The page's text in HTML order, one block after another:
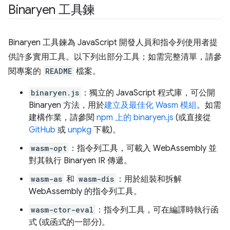
Binaryen 工具鍊
Binaryen 工具鍊為 JavaScript 開發人員和指令列使用者提
供許多實用工具。以下列出部分工具；如需完整清單，請參
閱專案的 README 檔案。
binaryen.js ：獨立的 JavaScript 程式庫，可公開
Binaryen 方法，用於建立及最佳化 Wasm 模組。如需
建構作業，請參閱 npm 上的 binaryen.js (或直接從
GitHub 或 unpkg 下載)。
wasm-opt
：指令列工具，可載入 WebAssembly 並
對其執行 Binaryen IR 傳遞。
wasm-as 和 wasm-dis ：用於組裝和拆解
WebAssembly 的指令列工具。
wasm-ctor-eval
：指令列工具，可在編譯時執行函
式 (或函式的一部分)。